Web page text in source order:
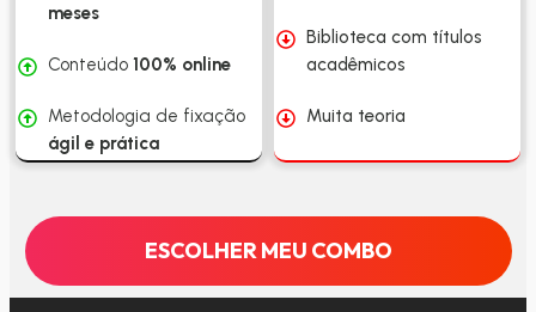
meses
Conteúdo 100% online
Metodologia de fixação
ágil e prática
Biblioteca com títulos
acadêmicos
Muita teoria
ESCOLHER MEU COMBO